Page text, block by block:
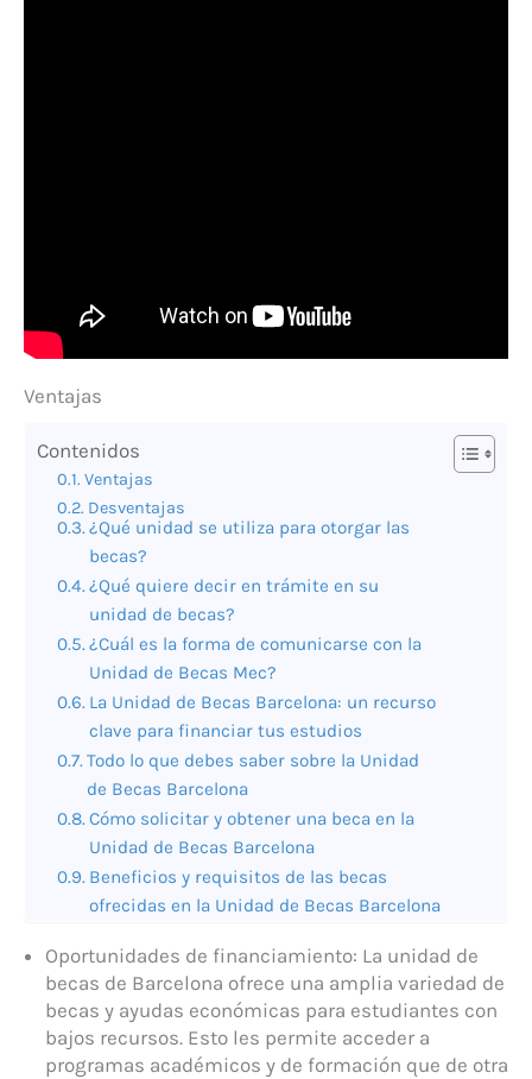
Ventajas
Contenidos
Ventajas
Desventajas
¿Qué unidad se utiliza para otorgar las
becas?
¿Qué quiere decir en trámite en su
unidad de becas?
¿Cuál es la forma de comunicarse con la
Unidad de Becas Mec?
La Unidad de Becas Barcelona: un recurso
clave para financiar tus estudios
Todo lo que debes saber sobre la Unidad
de Becas Barcelona
Cómo solicitar y obtener una beca en la
Unidad de Becas Barcelona
Beneficios y requisitos de las becas
ofrecidas en la Unidad de Becas Barcelona
Oportunidades de financiamiento: La unidad de
becas de Barcelona ofrece una amplia variedad de
becas y ayudas económicas para estudiantes con
bajos recursos. Esto les permite acceder a
programas académicos y de formación que de otra